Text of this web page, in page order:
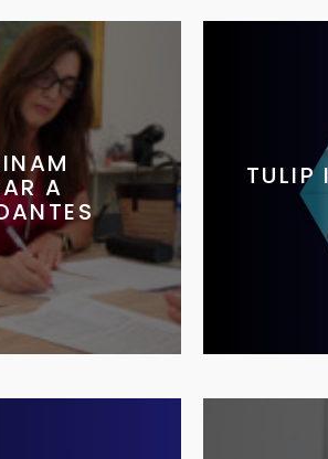
A TULIP